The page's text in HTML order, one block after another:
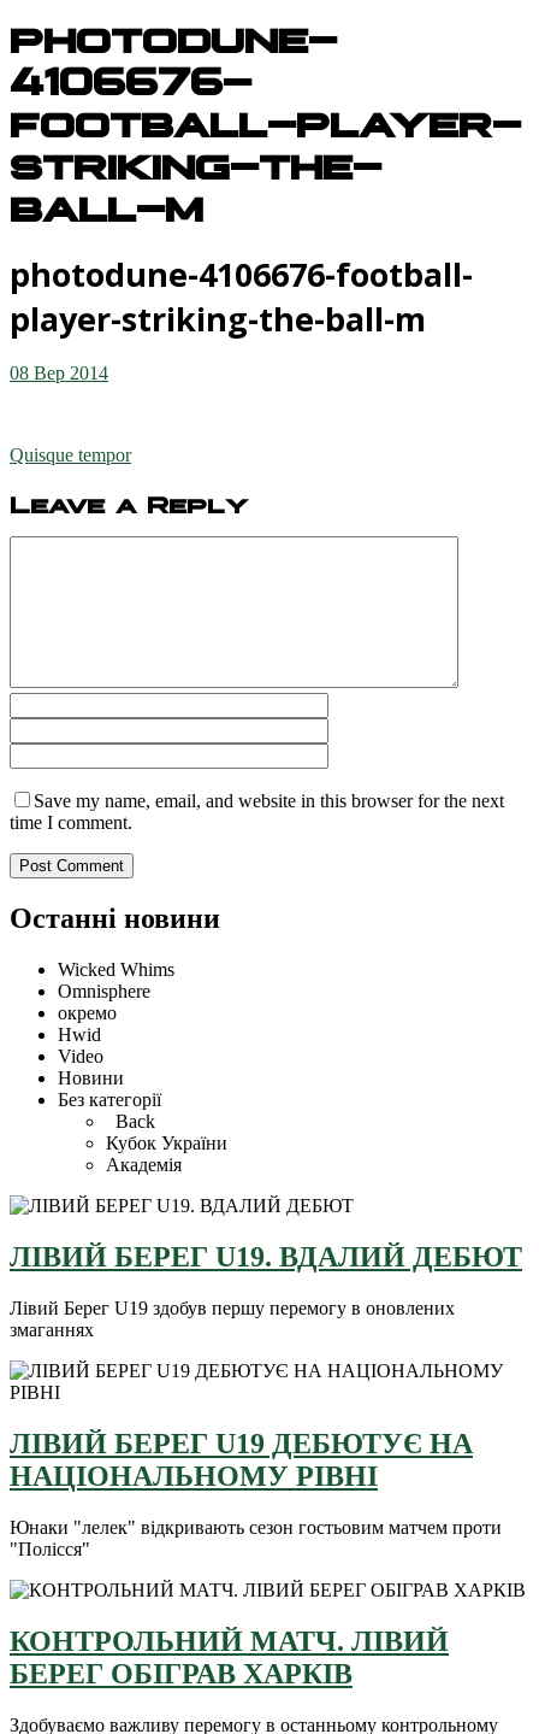
photodune-
4106676-
football-player-
striking-the-
ball-m
photodune-4106676-football-
player-striking-the-ball-m
08 Вер 2014
Quisque tempor
Leave a Reply
Save my name, email, and website in this browser for the next
time I comment.
Останні новини
Wicked Whims
Omnisphere
окремо
Hwid
Video
Новини
Без категорії
Back
Кубок України
Академія
ЛІВИЙ БЕРЕГ U19. ВДАЛИЙ ДЕБЮТ
Лівий Берег U19 здобув першу перемогу в оновлених
змаганнях
ЛІВИЙ БЕРЕГ U19 ДЕБЮТУЄ НА
НАЦІОНАЛЬНОМУ РІВНІ
Юнаки "лелек" відкривають сезон гостьовим матчем проти
"Полісся"
КОНТРОЛЬНИЙ МАТЧ. ЛІВИЙ
БЕРЕГ ОБІГРАВ ХАРКІВ
Здобуваємо важливу перемогу в останньому контрольному